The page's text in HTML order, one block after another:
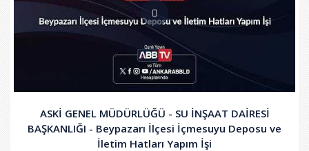
ASKİ GENEL MÜDÜRLÜĞÜ - SU İNŞAAT DAİRESİ
BAŞKANLIĞI - Beypazarı İlçesi İçmesuyu Deposu ve
İletim Hatları Yapım İşi